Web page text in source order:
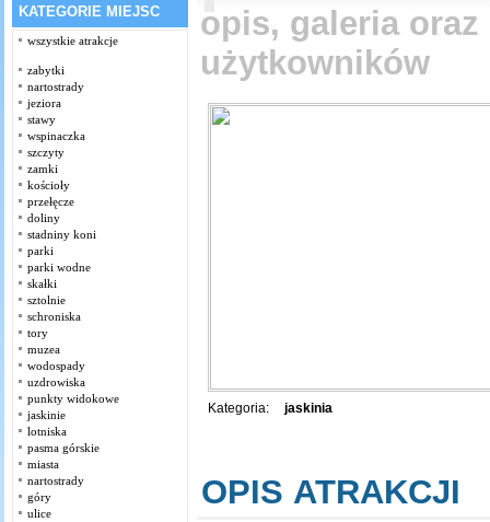
KATEGORIE MIEJSC
wszystkie atrakcje
zabytki
nartostrady
jeziora
stawy
wspinaczka
szczyty
zamki
kościoły
przełęcze
doliny
stadniny koni
parki
parki wodne
skałki
sztolnie
schroniska
tory
muzea
wodospady
uzdrowiska
punkty widokowe
jaskinie
lotniska
pasma górskie
miasta
nartostrady
góry
ulice
opis, galeria oraz
użytkowników
Kategoria: jaskinia
OPIS ATRAKCJI